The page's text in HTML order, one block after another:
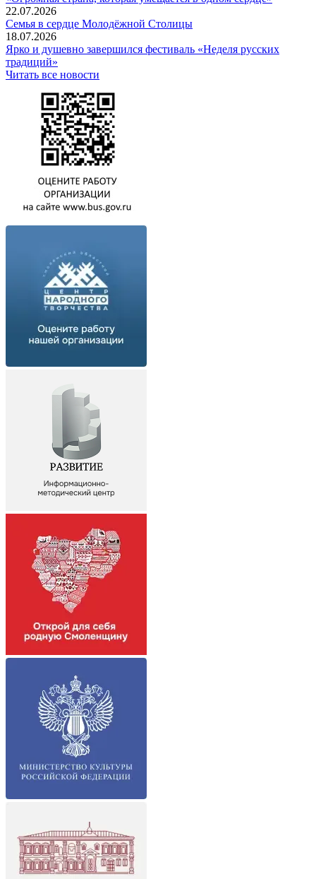
22.07.2026
Семья в сердце Молодёжной Столицы
18.07.2026
Ярко и душевно завершился фестиваль «Неделя русских
традиций»
Читать все новости